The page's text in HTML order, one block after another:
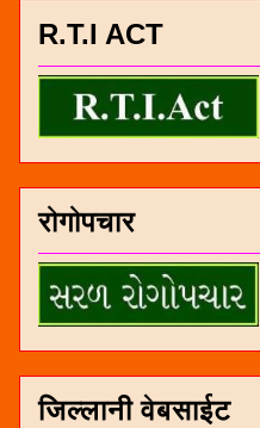
R.T.I ACT
रोगोपचार
जिल्लानी वेबसाईट